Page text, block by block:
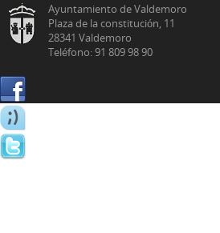
Ayuntamiento de Valdemoro
Plaza de la constitución, 11
28341 Valdemoro
Teléfono: 91 809 98 90